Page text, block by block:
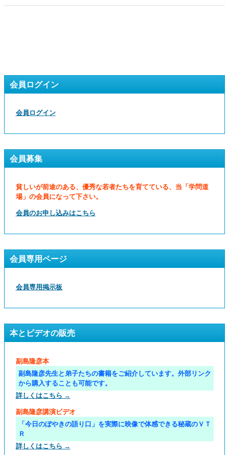
会員ログイン
会員ログイン
会員募集
貧しいが前途のある、優秀な若者たちを育てている、当「学問道
場」の会員になって下さい。
会員のお申し込みはこちら
会員専用ページ
会員専用掲示板
本とビデオの販売
副島隆彦本
副島隆彦先生と弟子たちの書籍をご紹介しています。外部リンク
から購入することも可能です。
詳しくはこちら →
副島隆彦講演ビデオ
「今日のぼやきの語り口」を実際に映像で体感できる秘蔵のＶＴ
Ｒ
詳しくはこちら →